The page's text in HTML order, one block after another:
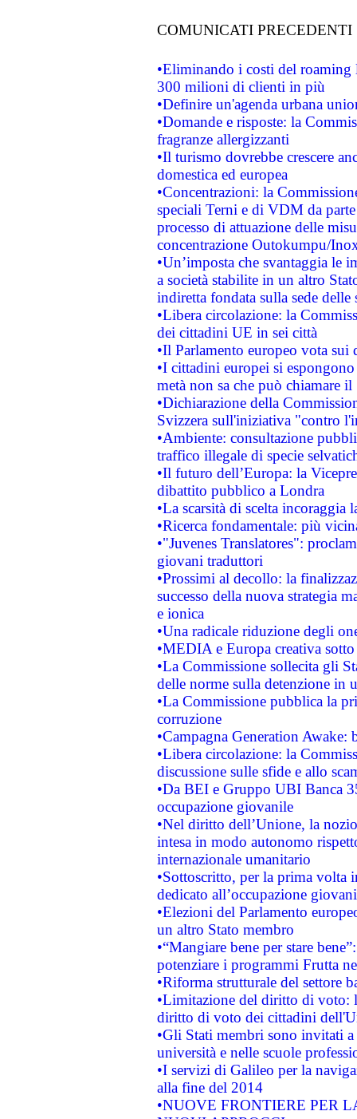
COMUNICATI PRECEDENTI
•Eliminando i costi del roaming
300 milioni di clienti in più
•Definire un'agenda urbana
•Domande e risposte: la
fragranze allergizzanti
•Il turismo dovrebbe crescere
domestica ed europea
•Concentrazioni: la
speciali Terni e di VDM da
processo di attuazione delle
concentrazione Outokumpu/
•Un’imposta che svantaggia le
a società stabilite in un altro
indiretta fondata sulla sede delle
•Libera circolazione: la
dei cittadini UE in sei città
•Il Parlamento europeo vota sui
•I cittadini europei si
metà non sa che può chiamare
•Dichiarazione della
Svizzera sull'iniziativa "contro
•Ambiente: consultazione
traffico illegale di specie
•Il futuro dell’Europa: la
dibattito pubblico a Londra
•La scarsità di scelta
•Ricerca fondamentale: più
•"Juvenes Translatores":
giovani traduttori
•Prossimi al decollo: la
successo della nuova strategia
e ionica
•Una radicale riduzione degli
•MEDIA e Europa creativa
•La Commissione sollecita gli
delle norme sulla detenzione in
•La Commissione pubblica la
corruzione
•Campagna Generation
•Libera circolazione: la
discussione sulle sfide e allo
•Da BEI e Gruppo UBI Banca
occupazione giovanile
•Nel diritto dell’Unione, la
intesa in modo autonomo
internazionale umanitario
•Sottoscritto, per la prima volta
dedicato all’occupazione
•Elezioni del Parlamento
un altro Stato membro
•“Mangiare bene per stare
potenziare i programmi Frutta
•Riforma strutturale del settore
•Limitazione del diritto di voto:
diritto di voto dei cittadini
•Gli Stati membri sono invitati
università e nelle scuole
•I servizi di Galileo per la
alla fine del 2014
•NUOVE FRONTIERE PER